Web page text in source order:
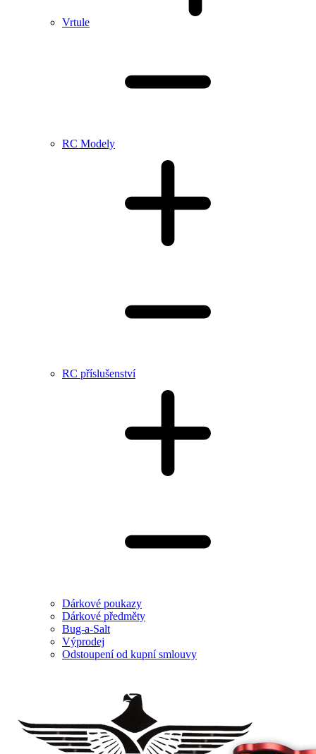
Vrtule
RC Modely
RC příslušenství
Dárkové poukazy
Dárkové předměty
Bug-a-Salt
Výprodej
Odstoupení od kupní smlouvy